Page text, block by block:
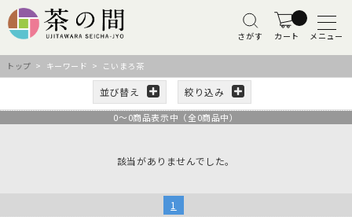
さがす カート メニュー
トップ > キーワード > こいまろ茶
並び替え 絞り込み
0～0商品表示中（全0商品中）
該当がありませんでした。
1